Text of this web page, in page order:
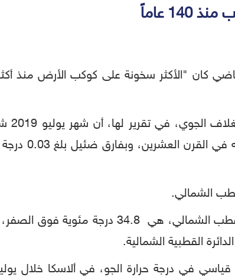
وذكرت
في درجة الحرارة بمقدار 0.95 درجة
الشمالي.
فيما أعلنت الإدارة ذاتها، أمس الأحد، عن تسجيل أعلى درجات الحرارة في التاريخ في القطب
قياسي في درجة حرارة الجو، في ألاسكا خلال